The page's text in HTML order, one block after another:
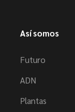
Así somos
Futuro
ADN
Plantas